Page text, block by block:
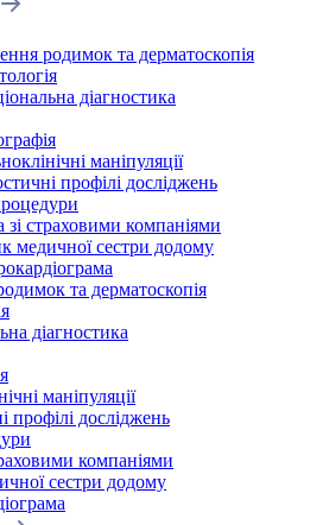
родимок та дерматоскопія
діагностика
маніпуляції
профілі досліджень
зі страховими компаніями
медичної сестри додому
та дерматоскопія
діагностика
маніпуляції
профілі досліджень
компаніями
сестри додому